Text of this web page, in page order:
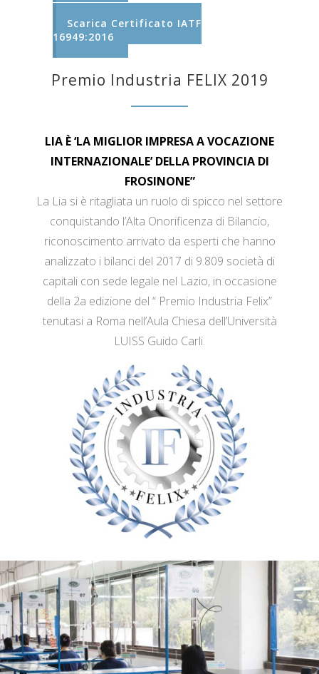
Scarica Certificato IATF
16949:2016
Premio Industria FELIX 2019
LIA È ‘LA MIGLIOR IMPRESA A VOCAZIONE
INTERNAZIONALE’ DELLA PROVINCIA DI
FROSINONE”
La Lia si è ritagliata un ruolo di spicco nel settore
conquistando l’Alta Onorificenza di Bilancio,
riconoscimento arrivato da esperti che hanno
analizzato i bilanci del 2017 di 9.809 società di
capitali con sede legale nel Lazio, in occasione
della 2a edizione del “ Premio Industria Felix”
tenutasi a Roma nell’Aula Chiesa dell’Università
LUISS Guido Carli.